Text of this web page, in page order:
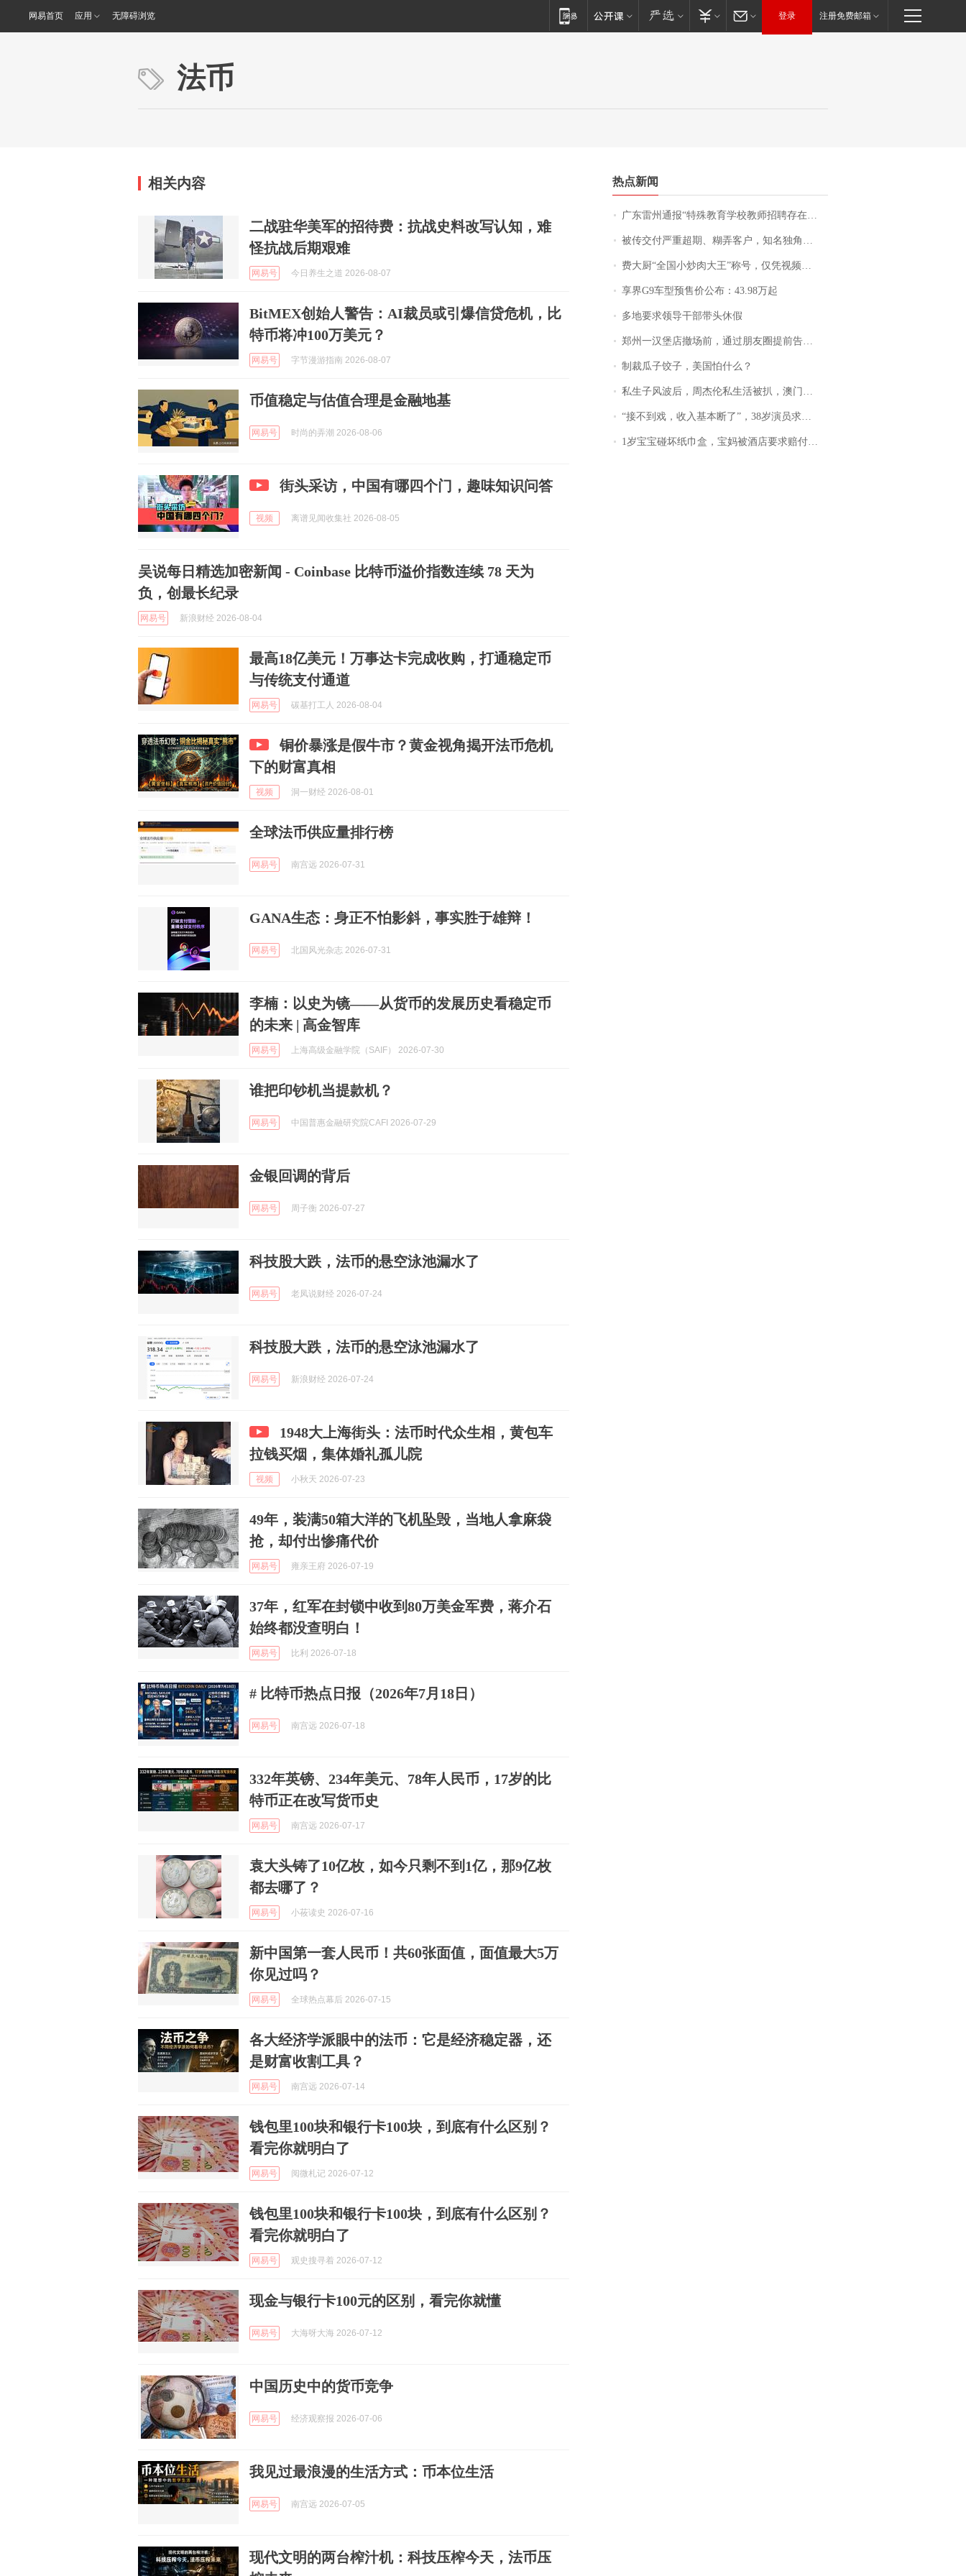
网易首页 应用 无障碍浏览 登录 注册免费邮箱
法币
相关内容
二战驻华美军的招待费：抗战史料改写认知，难
怪抗战后期艰难
网易号 今日养生之道 2026-08-07
BitMEX创始人警告：AI裁员或引爆信贷危机，比
特币将冲100万美元？
网易号 字节漫游指南 2026-08-07
币值稳定与估值合理是金融地基
网易号 时尚的弄潮 2026-08-06
街头采访，中国有哪四个门，趣味知识问答
视频 离谱见闻收集社 2026-08-05
吴说每日精选加密新闻 - Coinbase 比特币溢价指数连续 78 天为
负，创最长纪录
网易号 新浪财经 2026-08-04
最高18亿美元！万事达卡完成收购，打通稳定币
与传统支付通道
网易号 碳基打工人 2026-08-04
铜价暴涨是假牛市？黄金视角揭开法币危机
下的财富真相
视频 洞一财经 2026-08-01
全球法币供应量排行榜
网易号 南宫远 2026-07-31
GANA生态：身正不怕影斜，事实胜于雄辩！
网易号 北国风光杂志 2026-07-31
李楠：以史为镜——从货币的发展历史看稳定币
的未来 | 高金智库
网易号 上海高级金融学院（SAIF） 2026-07-30
谁把印钞机当提款机？
网易号 中国普惠金融研究院CAFI 2026-07-29
金银回调的背后
网易号 周子衡 2026-07-27
科技股大跌，法币的悬空泳池漏水了
网易号 老凤说财经 2026-07-24
科技股大跌，法币的悬空泳池漏水了
网易号 新浪财经 2026-07-24
1948大上海街头：法币时代众生相，黄包车
拉钱买烟，集体婚礼孤儿院
视频 小秋天 2026-07-23
49年，装满50箱大洋的飞机坠毁，当地人拿麻袋
抢，却付出惨痛代价
网易号 雍亲王府 2026-07-19
37年，红军在封锁中收到80万美金军费，蒋介石
始终都没查明白！
网易号 比利 2026-07-18
# 比特币热点日报（2026年7月18日）
网易号 南宫远 2026-07-18
332年英镑、234年美元、78年人民币，17岁的比
特币正在改写货币史
网易号 南宫远 2026-07-17
袁大头铸了10亿枚，如今只剩不到1亿，那9亿枚
都去哪了？
网易号 小莜读史 2026-07-16
新中国第一套人民币！共60张面值，面值最大5万
你见过吗？
网易号 全球热点幕后 2026-07-15
各大经济学派眼中的法币：它是经济稳定器，还
是财富收割工具？
网易号 南宫远 2026-07-14
钱包里100块和银行卡100块，到底有什么区别？
看完你就明白了
网易号 阅微札记 2026-07-12
钱包里100块和银行卡100块，到底有什么区别？
看完你就明白了
网易号 观史搜寻着 2026-07-12
现金与银行卡100元的区别，看完你就懂
网易号 大海呀大海 2026-07-12
中国历史中的货币竞争
网易号 经济观察报 2026-07-06
我见过最浪漫的生活方式：币本位生活
网易号 南宫远 2026-07-05
现代文明的两台榨汁机：科技压榨今天，法币压
热点新闻
广东雷州通报“特殊教育学校教师招聘存在违规行为”：已启动问责程序 副校长被停职
被传交付严重超期、糊弄客户，知名独角兽车企创始人回应：都没证据，将依法采取措施，“本人长期与美国交管局保持沟通，对方表示肯定”
费大厨“全国小炒肉大王”称号，仅凭视频评出？中国烹饪协会回应
享界G9车型预售价公布：43.98万起
多地要求领导干部带头休假
郑州一汉堡店撤场前，通过朋友圈提前告知逐一退费，有顾客仅剩1元也全被退回，分文不少；顾客：言而有信，让人感动
制裁瓜子饺子，美国怕什么？
私生子风波后，周杰伦私生活被扒，澳门输10亿传闻早已经水落石出
“接不到戏，收入基本断了”，38岁演员求职景区NPC：工作量断崖式下跌，留给我试错的时间不多了
1岁宝宝碰坏纸巾盒，宝妈被酒店要求赔付924元！三亚一酒店回复：骨瓷定制！网友一查价格，吵翻了